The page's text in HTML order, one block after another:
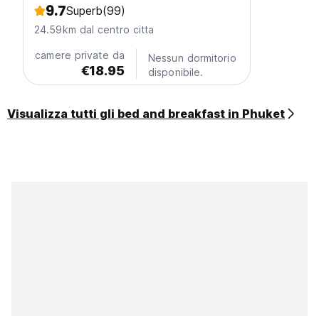
9.7Superb(99)
24.59km dal centro citta
camere private da
€18.95
Nessun dormitorio
disponibile.
Visualizza tutti gli bed and breakfast in Phuket